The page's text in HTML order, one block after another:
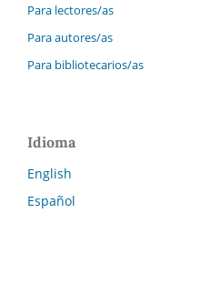
Para lectores/as
Para autores/as
Para bibliotecarios/as
Idioma
English
Español